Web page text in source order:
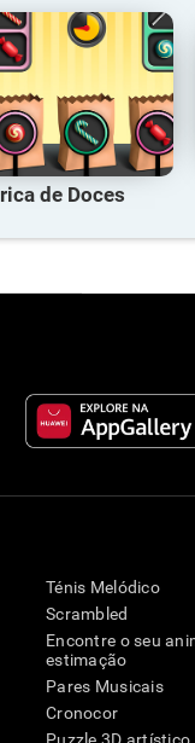
de Doces
Ténis Melódico
Scrambled
Encontre o seu
estimação
Pares Musicais
Cronocor